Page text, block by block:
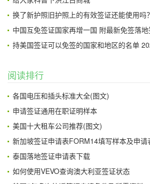
换了新护照旧护照上的有效签证还能使用吗？
中国互免签证国家再增一国 附最新免签落
阅读排行
各国电压和插头标准大全(图文)
申请签证通用在职证明样本
美国十大租车公司推荐(图文)
新加坡签证申请表FORM14填写样本及申请
泰国落地签证申请表下载
如何使用VEVO查询澳大利亚签证状态